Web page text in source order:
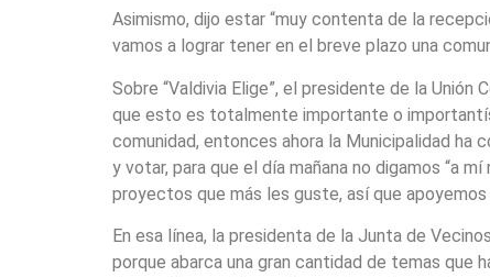
Asimismo, dijo estar “muy contenta de la
vamos a lograr tener en el breve plazo una
Sobre “Valdivia Elige”, el presidente de la
que esto es totalmente importante o
comunidad, entonces ahora la Municipalidad ha
y votar, para que el día mañana no digamos “a
proyectos que más les guste, así que apoyemos
En esa línea, la presidenta de la Junta de
porque abarca una gran cantidad de temas que